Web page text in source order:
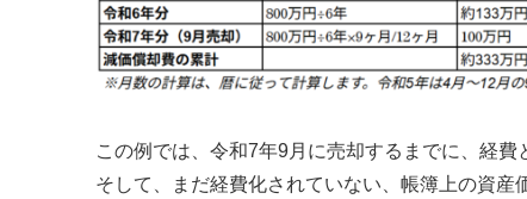
この例では、令和7年9月に売却するまでに、経
そして、まだ経費化されていない、帳簿上の資産